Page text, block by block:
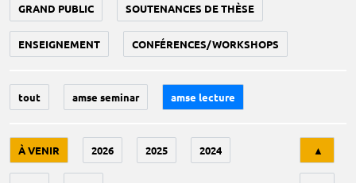
GRAND PUBLIC SOUTENANCES DE THÈSE
ENSEIGNEMENT CONFÉRENCES/WORKSHOPS
tout amse seminar amse lecture
À VENIR 2026 2025 2024 ▲